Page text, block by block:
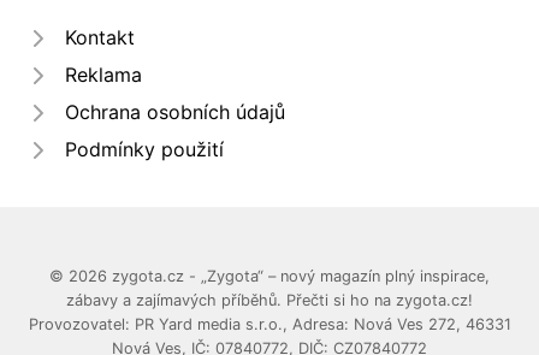
Kontakt
Reklama
Ochrana osobních údajů
Podmínky použití
© 2026 zygota.cz - „Zygota“ – nový magazín plný inspirace,
zábavy a zajímavých příběhů. Přečti si ho na zygota.cz!
Provozovatel: PR Yard media s.r.o., Adresa: Nová Ves 272, 46331
Nová Ves, IČ: 07840772, DIČ: CZ07840772